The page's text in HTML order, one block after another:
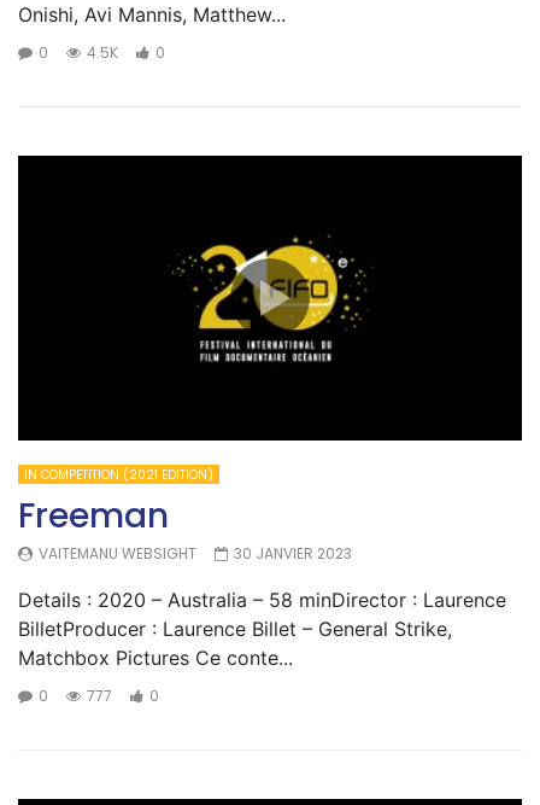
Onishi, Avi Mannis, Matthew...
0 4.5K 0
IN COMPETITION (2021 EDITION)
Freeman
VAITEMANU WEBSIGHT 30 JANVIER 2023
Details : 2020 – Australia – 58 minDirector : Laurence
BilletProducer : Laurence Billet – General Strike,
Matchbox Pictures Ce conte...
0 777 0